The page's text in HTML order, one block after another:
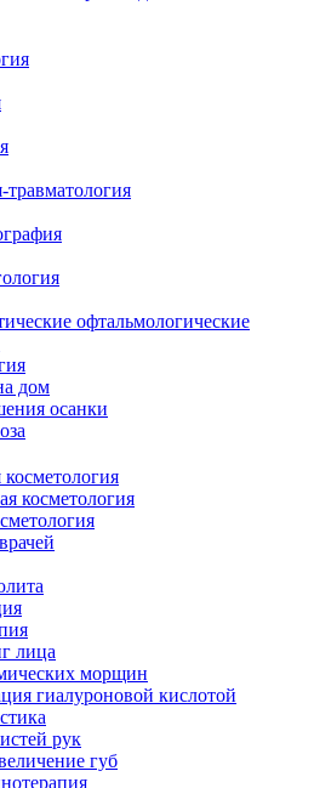
офтальмологические
дом
осанки
косметология
лица
морщин
гиалуроновой кислотой
рук
губ